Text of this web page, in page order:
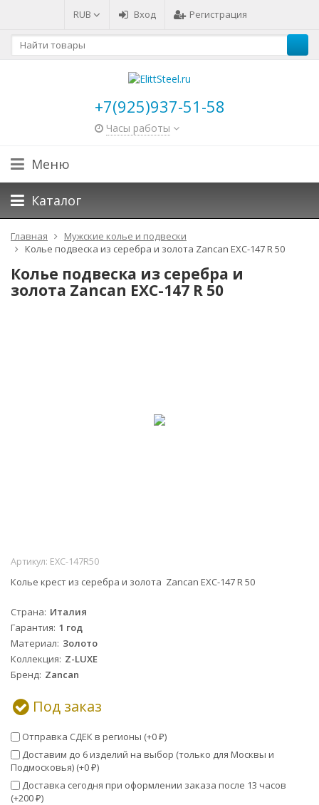
RUB Вход Регистрация
+7(925)937-51-58
Часы работы
Меню
Каталог
Главная
Мужские колье и подвески
Колье подвеска из серебра и золота Zancan EXC-147 R 50
Колье подвеска из серебра и
золота Zancan EXC-147 R 50
Артикул: EXC-147R50
Колье крест из серебра и золота Zancan EXC-147 R 50
Страна Италия
Гарантия 1 год
Материал Золото
Коллекция Z-LUXE
Бренд Zancan
Под заказ
Отправка СДЕК в регионы (+0 ₽)
Доставим до 6 изделий на выбор (только для Москвы и
Подмосковья) (+0 ₽)
Доставка сегодня при оформлении заказа после 13 часов
(+200 ₽)